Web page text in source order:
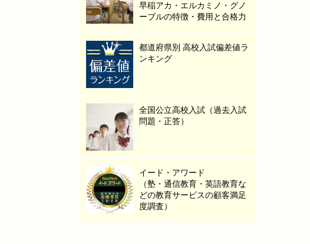
早稲アカ・エルカミノ・グノ
ーブルの特徴・費用と合格力
都道府県別 高校入試偏差値ラ
ンキング
全国公立高校入試（過去入試
問題・正答）
イード・アワード
（塾・通信教育・英語教育な
どの教育サービスの顧客満足
度調査）